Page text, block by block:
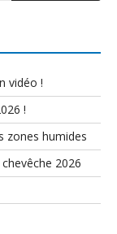
vidéo !
!
zones humides
2026